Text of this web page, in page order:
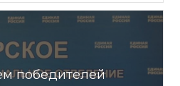
победителей